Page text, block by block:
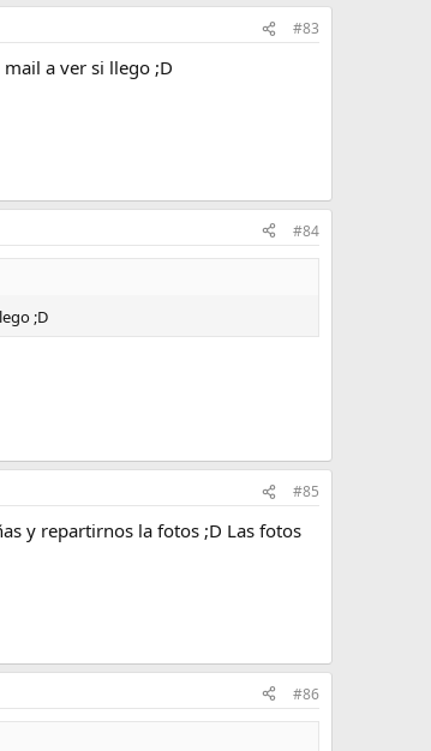
#83
a ver si llego ;D
#84
;D
#85
y repartirnos la fotos ;D Las fotos
#86